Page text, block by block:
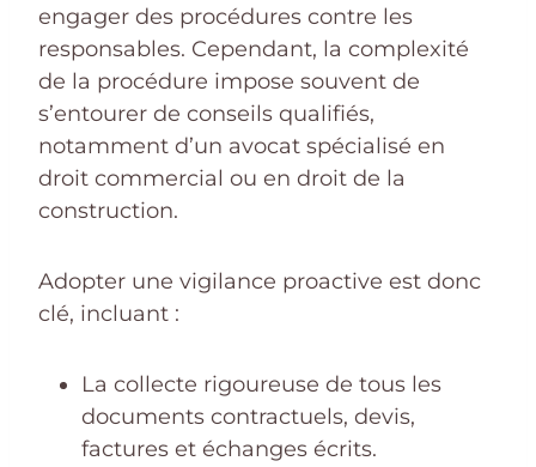
engager des procédures contre les
responsables. Cependant, la complexité
de la procédure impose souvent de
s’entourer de conseils qualifiés,
notamment d’un avocat spécialisé en
droit commercial ou en droit de la
construction.
Adopter une vigilance proactive est donc
clé, incluant :
La collecte rigoureuse de tous les
documents contractuels, devis,
factures et échanges écrits.